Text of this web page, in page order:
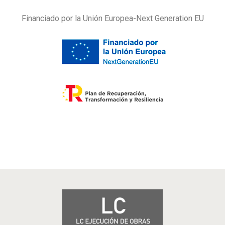
Financiado por la Unión Europea-Next Generation EU